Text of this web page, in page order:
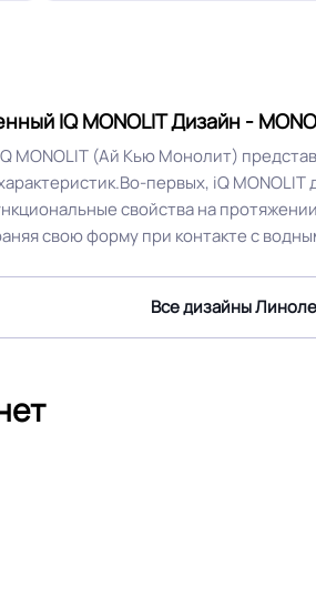
IQ MONOLIT Дизайн -
MONOLIT (Ай Кью Монолит)
первых, iQ
свойства на
свою форму при контакте с
Все дизайны